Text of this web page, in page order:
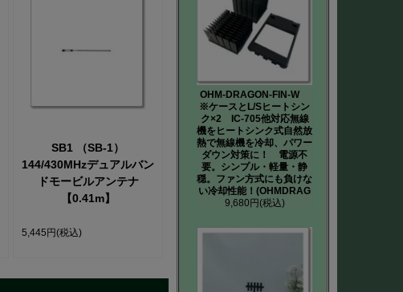
SB1 （SB-1）
144/430MHzデュアルバン
ドモービルアンテナ
【0.41m】
5,445円(税込)
OHM-DRAGON-FIN-W
※ケースとL/Sヒートシン
ク×2 IC-705他対応無線
機をヒートシンク式自然放
熱で無線機を冷却、パワー
ダウン対策に！ 電源不
要。シンプル・軽量・静
穏。ファン方式にも負けな
い冷却性能！(OHMDRAG
9,680円(税込)